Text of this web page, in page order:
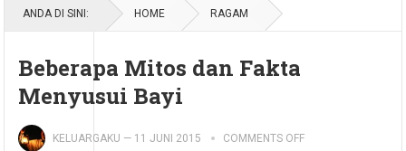
ANDA DI SINI: HOME RAGAM
Beberapa Mitos dan Fakta
Menyusui Bayi
KELUARGAKU — 11 JUNI 2015 COMMENTS OFF